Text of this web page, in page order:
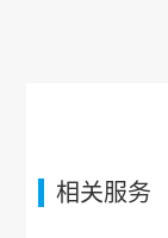
相关服务